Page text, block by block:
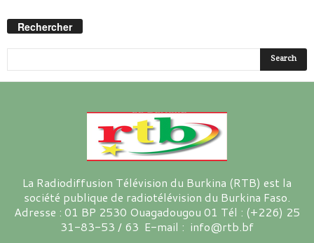
Rechercher
La Radiodiffusion Télévision du Burkina (RTB) est la
société publique de radiotélévision du Burkina Faso.
Adresse : 01 BP 2530 Ouagadougou 01 Tél : (+226) 25
31-83-53 / 63 E-mail : info@rtb.bf